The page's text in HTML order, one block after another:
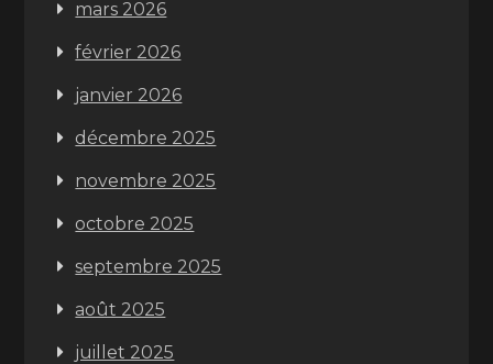
mars 2026
février 2026
janvier 2026
décembre 2025
novembre 2025
octobre 2025
septembre 2025
août 2025
juillet 2025